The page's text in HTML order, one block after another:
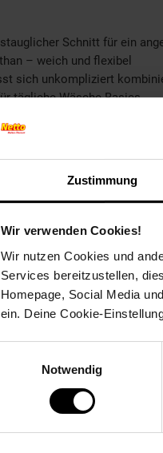
Zustimmung
Wir verwenden Cookies!
Wir nutzen Cookies und
Services bereitzustellen,
Homepage, Social Media
ein. Deine Cookie-
Notwendig
Schnitt für ein
– weich und flexibel
sich unkompliziert
tägliche Wäsche-Basics
Lace – klare Zuordnung
Damen Wäsche, Strümpfe &